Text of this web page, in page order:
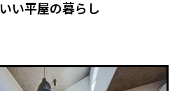
い平屋の暮らし